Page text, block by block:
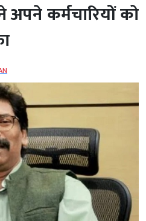
कर्मचारियों को